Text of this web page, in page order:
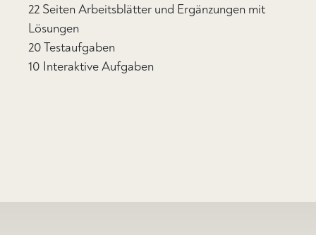
22 Seiten Arbeitsblätter und Ergänzungen mit
Lösungen
20 Testaufgaben
10 Interaktive Aufgaben